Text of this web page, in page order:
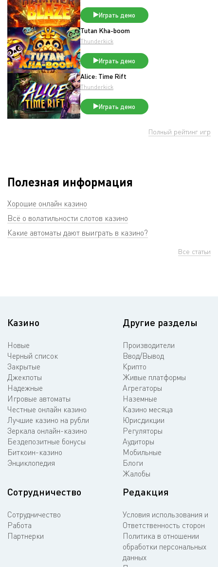
Играть демо
Tutan Kha-boom
Thunderkick
Играть демо
Alice: Time Rift
Thunderkick
Играть демо
Полный рейтинг игр
Полезная информация
Хорошие онлайн казино
Всё о волатильности слотов казино
Какие автоматы дают выиграть в казино?
Все статьи
Казино
Новые
Черный список
Закрытые
Джекпоты
Надежные
Игровые автоматы
Честные онлайн казино
Лучшие казино на рубли
Зеркала онлайн-казино
Бездепозитные бонусы
Биткоин-казино
Энциклопедия
Другие разделы
Производители
Ввод/Вывод
Крипто
Живые платформы
Агрегаторы
Наземные
Казино месяца
Юрисдикции
Регуляторы
Аудиторы
Мобильные
Блоги
Жалобы
Сотрудничество
Сотрудничество
Работа
Партнерки
Редакция
Условия использования и
Ответственность сторон
Политика в отношении
обработки персональных
данных